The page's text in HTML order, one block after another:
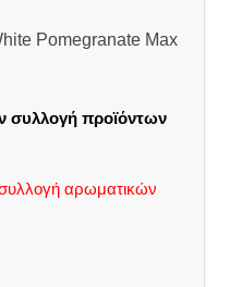
Pomegranate Max
συλλογή προϊόντων
συλλογή αρωματικών